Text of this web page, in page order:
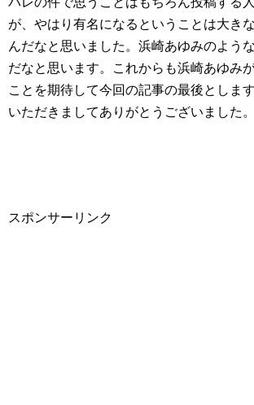
が、やはり有名になるということは大き
んだなと思いました。浜崎あゆみのよう
だなと思います。これからも浜崎あゆみ
ことを期待して今回の記事の最後としま
いただきましてありがとうございました。
スポンサーリンク